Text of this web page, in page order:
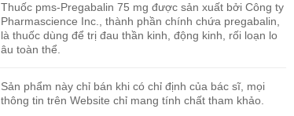
Thuốc pms-Pregabalin 75 mg được sản xuất bởi Công ty
Pharmascience Inc., thành phần chính chứa pregabalin,
là thuốc dùng để trị đau thần kinh, động kinh, rối loạn lo
âu toàn thể.
Sản phẩm này chỉ bán khi có chỉ định của bác sĩ, mọi
thông tin trên Website chỉ mang tính chất tham khảo.